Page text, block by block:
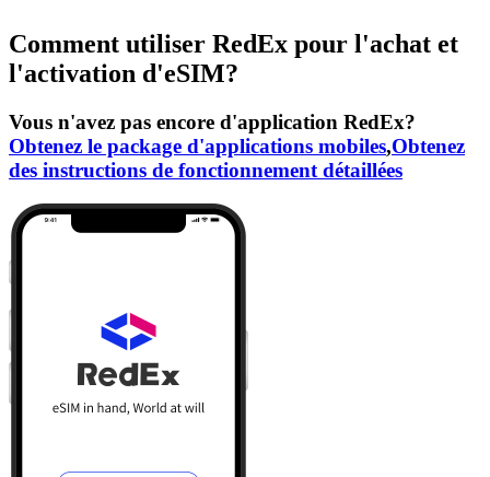
Comment utiliser RedEx pour l'achat et
l'activation d'eSIM?
Vous n'avez pas encore d'application RedEx?
Obtenez le package d'applications mobiles,Obtenez
des instructions de fonctionnement détaillées